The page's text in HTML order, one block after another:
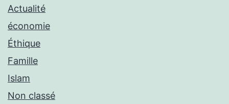
Actualité
économie
Éthique
Famille
Islam
Non classé